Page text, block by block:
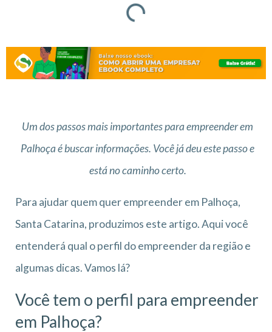
Um dos passos mais importantes para empreender em
Palhoça é buscar informações. Você já deu este passo e
está no caminho certo.
Para ajudar quem quer empreender em Palhoça,
Santa Catarina, produzimos este artigo. Aqui você
entenderá qual o perfil do empreender da região e
algumas dicas. Vamos lá?
Você tem o perfil para empreender
em Palhoça?